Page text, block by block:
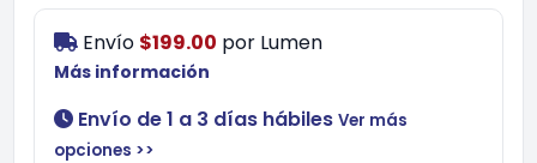
Envío $199.00 por Lumen
Más información
Envío de 1 a 3 días hábiles Ver más
opciones >>